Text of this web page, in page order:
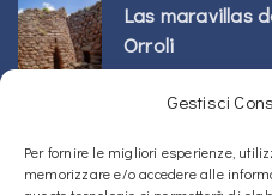
Gestisci
Per fornire le migliori esperienze,
memorizzare e/o accedere alle
Las maravillas
Orroli
24/02/2026
Complejo Sos
dei Sardi